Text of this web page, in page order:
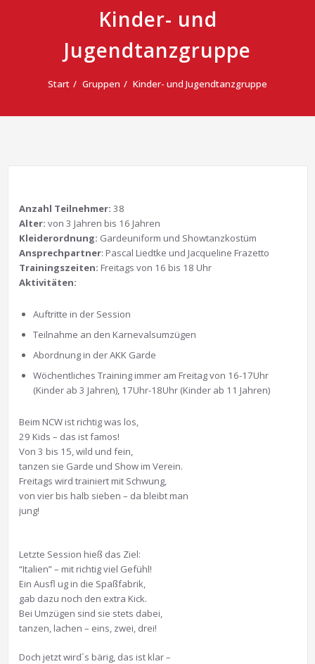
Kinder- und
Jugendtanzgruppe
Start Gruppen Kinder- und Jugendtanzgruppe
Anzahl Teilnehmer: 38
Alter: von 3 Jahren bis 16 Jahren
Kleiderordnung: Gardeuniform und Showtanzkostüm
Ansprechpartner: Pascal Liedtke und Jacqueline Frazetto
Trainingszeiten: Freitags von 16 bis 18 Uhr
Aktivitäten:
Auftritte in der Session
Teilnahme an den Karnevalsumzügen
Abordnung in der AKK Garde
Wöchentliches Training immer am Freitag von 16-17Uhr
(Kinder ab 3 Jahren), 17Uhr-18Uhr (Kinder ab 11 Jahren)
Beim NCW ist richtig was los,
29 Kids – das ist famos!
Von 3 bis 15, wild und fein,
tanzen sie Garde und Show im Verein.
Freitags wird trainiert mit Schwung,
von vier bis halb sieben – da bleibt man
jung!
Letzte Session hieß das Ziel:
“Italien” – mit richtig viel Gefühl!
Ein Ausfl ug in die Spaßfabrik,
gab dazu noch den extra Kick.
Bei Umzügen sind sie stets dabei,
tanzen, lachen – eins, zwei, drei!
Doch jetzt wird´s bärig, das ist klar –